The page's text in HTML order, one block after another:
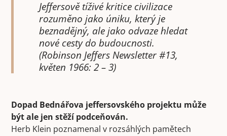
Jeffersově tíživé kritice civilizace
rozuměno jako úniku, který je
beznadějný, ale jako odvaze hledat
nové cesty do budoucnosti.
(Robinson Jeffers Newsletter #13,
květen 1966: 2 – 3)
Dopad Bednářova jeffersovského projektu může
být ale jen stěží podceňován.
Herb Klein poznamenal v rozsáhlých pamětech